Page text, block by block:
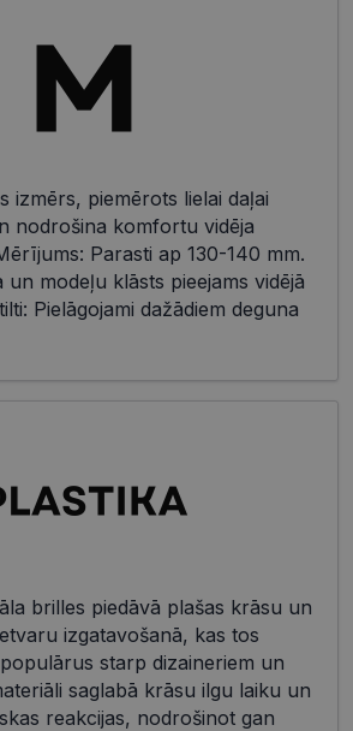
izmērs, piemērots lielai daļai
nodrošina komfortu vidēja
Parasti ap 130-140 mm.
un modeļu klāsts pieejams vidējā
Pielāgojami dažādiem deguna
brilles piedāvā plašas krāsu un
izgatavošanā, kas tos
starp dizaineriem un
saglabā krāsu ilgu laiku un
reakcijas, nodrošinot gan